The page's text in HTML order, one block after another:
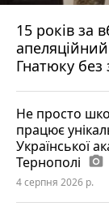
15 років за
Гнатюку без
Не просто
працює
Української
Тернополі photo_camera
4 серпня 2026 р.